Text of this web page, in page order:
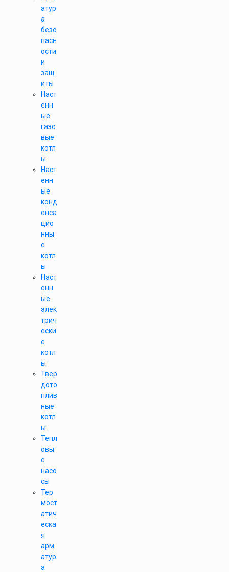
атур
а
безо
пасн
ости
и
защ
иты
Наст
енн
ые
газо
вые
котл
ы
Наст
енн
ые
конд
енса
цио
нны
е
котл
ы
Наст
енн
ые
элек
трич
ески
е
котл
ы
Твер
дото
плив
ные
котл
ы
Тепл
овы
е
насо
сы
Тер
мост
атич
еска
я
арм
атур
а